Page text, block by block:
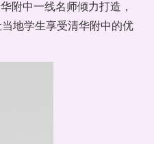
附中一线名师倾力打造，
地学生享受清华附中的优